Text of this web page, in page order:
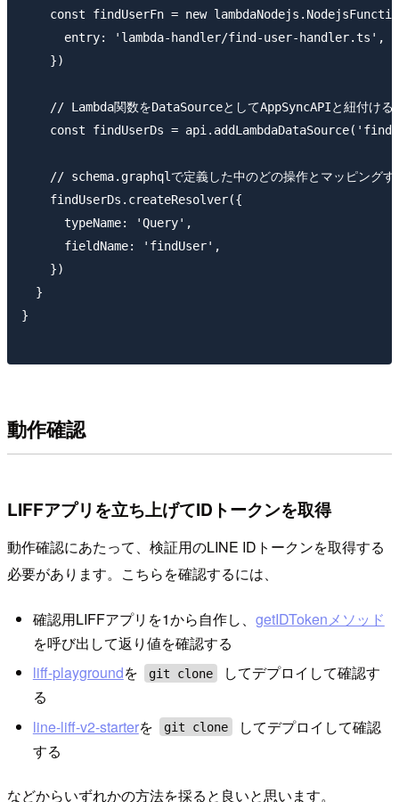
const findUserFn = new
      entry: 'lambda-handler/find-user-handler.ts',
    })
    // Lambda関数をDataSourceとしてAppSyncAPIと紐付ける
const findUserDs =
// schema.graphqlで定義した中のどの操作とマッピングす
    findUserDs.createResolver({
      typeName: 'Query',
      fieldName: 'findUser',
    })
  }
}
動作確認
LIFFアプリを立ち上げてIDトークンを取得
動作確認にあたって、検証用のLINE IDトークンを取得する
必要があります。こちらを確認するには、
確認用LIFFアプリを1から自作し、 getIDTokenメソッド
を呼び出して返り値を確認する
liff-playgroundを git clone
してデプロイして確認す
る
line-liff-v2-starterを git clone
してデプロイして確認
する
などからいずれかの方法を採ると良いと思います。